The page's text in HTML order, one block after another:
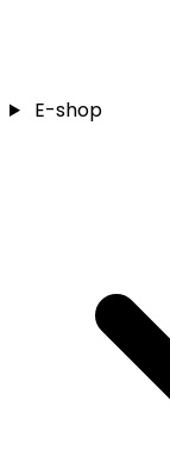
E-shop